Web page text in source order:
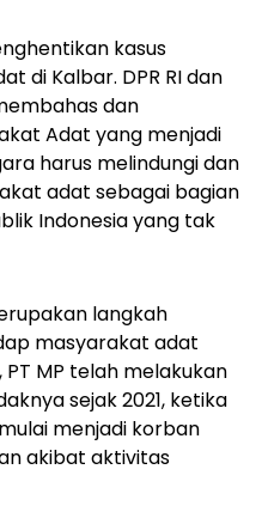
kasus
di Kalbar. DPR RI dan
dan
Adat yang menjadi
harus melindungi dan
adat sebagai bagian
Indonesia yang tak
langkah
masyarakat adat
PT MP telah melakukan
sejak 2021, ketika
menjadi korban
akibat aktivitas